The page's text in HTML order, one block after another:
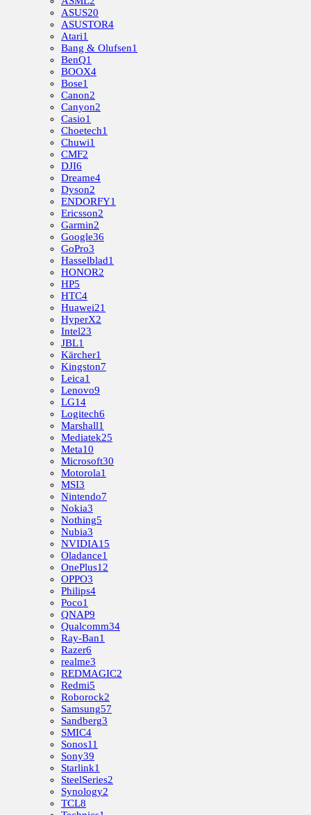
ASUS20
ASUSTOR4
Atari1
Bang & Olufsen1
BenQ1
BOOX4
Bose1
Canon2
Canyon2
Casio1
Choetech1
Chuwi1
CMF2
DJI6
Dreame4
Dyson2
ENDORFY1
Ericsson2
Garmin2
Google36
GoPro3
Hasselblad1
HONOR2
HP5
HTC4
Huawei21
HyperX2
Intel23
JBL1
Kärcher1
Kingston7
Leica1
Lenovo9
LG14
Logitech6
Marshall1
Mediatek25
Meta10
Microsoft30
Motorola1
MSI3
Nintendo7
Nokia3
Nothing5
Nubia3
NVIDIA15
Oladance1
OnePlus12
OPPO3
Philips4
Poco1
QNAP9
Qualcomm34
Ray-Ban1
Razer6
realme3
REDMAGIC2
Redmi5
Roborock2
Samsung57
Sandberg3
SMIC4
Sonos11
Sony39
Starlink1
SteelSeries2
Synology2
TCL8